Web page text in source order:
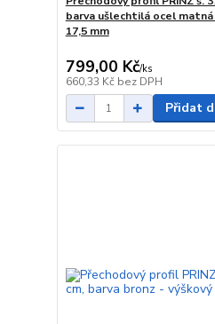
barva ušlechtilá ocel
17,5 mm
799,00 Kč/ks
660,33 Kč bez DPH
Přidat